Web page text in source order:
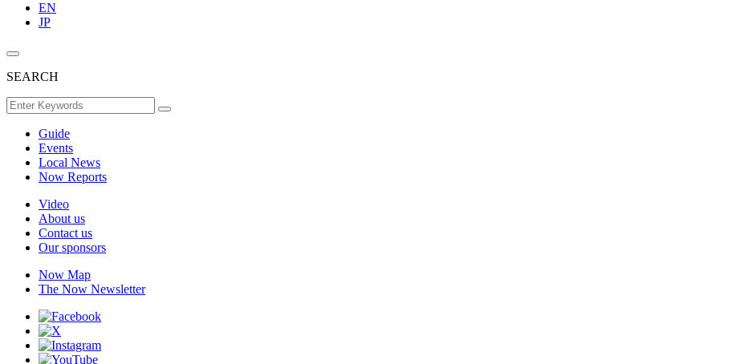
EN
JP
SEARCH
Guide
Events
Local News
Now Reports
Video
About us
Contact us
Our sponsors
Now Map
The Now Newsletter